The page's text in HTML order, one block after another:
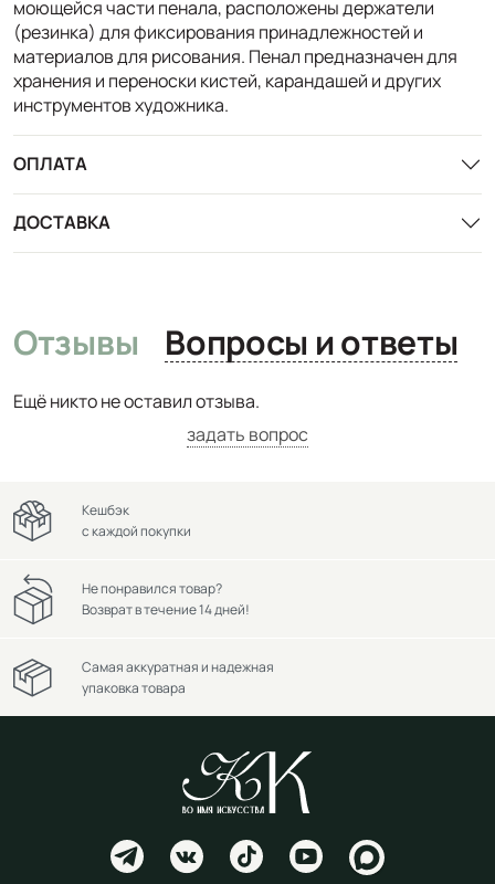
моющейся части пенала, расположены держатели
(резинка) для фиксирования принадлежностей и
материалов для рисования. Пенал предназначен для
хранения и переноски кистей, карандашей и других
инструментов художника.
ОПЛАТА
ДОСТАВКА
Отзывы Вопросы и ответы
Ещё никто не оставил отзыва.
задать вопрос
Кешбэк
с каждой покупки
Не понравился товар?
Возврат в течение 14 дней!
Самая аккуратная и надежная
упаковка товара